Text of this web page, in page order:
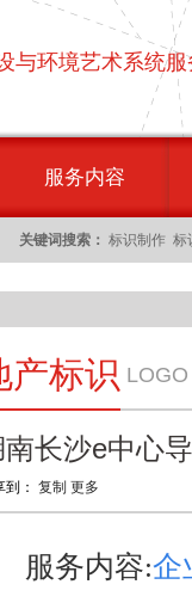
与环境艺术系统服
服务内容
关键词搜索： 标识制作 标
产标识
长沙e中心
到： 复制 更多
服务内容:企